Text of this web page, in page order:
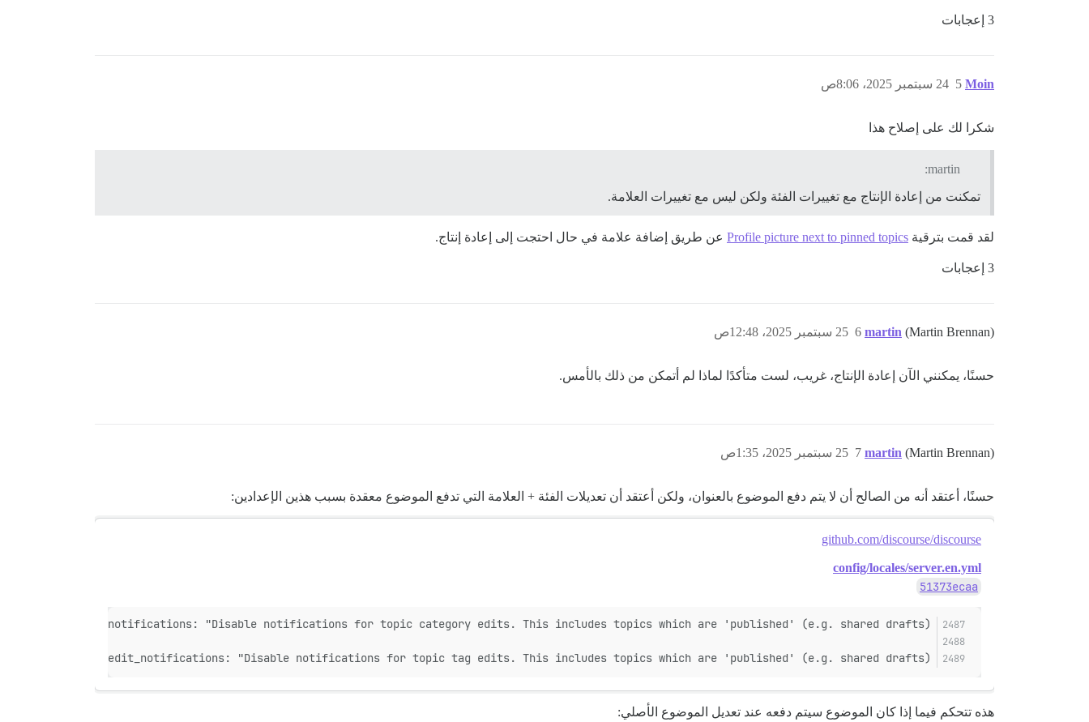
3 إعجابات
Moin 24 سبتمبر 2025، 8:06ص 5
شكرا لك على إصلاح هذا
martin:
تمكنت من إعادة الإنتاج مع تغييرات الفئة ولكن ليس مع تغييرات العلامة.
لقد قمت بترقية Profile picture next to pinned topics عن طريق إضافة علامة في حال احتجت إلى إعادة إنتاج.
3 إعجابات
martin (Martin Brennan) 25 سبتمبر 2025، 12:48ص 6
حسنًا، يمكنني الآن إعادة الإنتاج، غريب، لست متأكدًا لماذا لم أتمكن من ذلك بالأمس.
martin (Martin Brennan) 25 سبتمبر 2025، 1:35ص 7
حسنًا، أعتقد أنه من الصالح أن لا يتم دفع الموضوع بالعنوان، ولكن أعتقد أن تعديلات الفئة + العلامة التي تدفع الموضوع معقدة بسبب هذين الإعدادين:
github.com/discourse/discourse
config/locales/server.en.yml
51373ecaa
"Disable notifications for topic category edits. This includes topics which are 'published' (e.g. shared drafts)."
disable_tags_edit_notifications: "Disable notifications for topic tag edits. This includes topics which are 'published' (e.g. shared drafts)."
هذه تتحكم فيما إذا كان الموضوع سيتم دفعه عند تعديل الموضوع الأصلي: